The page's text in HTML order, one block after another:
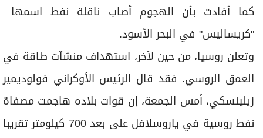
⁠كما أفادت ‌بأن ‌الهجوم أصاب ناقلة ⁠نفط اسمها ​
"كريساليس" في البحر الأسود.
وتعلن روسيا، من حين لآخر، استهداف منشآت طاقة في
العمق الروسي. فقد قال الرئيس الأوكراني فولوديمير
زيلينسكي، أمس الجمعة، إن قوات بلاده هاجمت مصفاة
نفط ​روسية في ياروسلافل على بعد 700 كيلومتر تقريبا